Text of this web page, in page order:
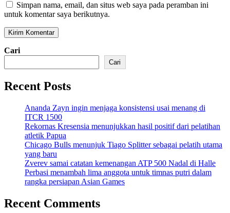
Simpan nama, email, dan situs web saya pada peramban ini
untuk komentar saya berikutnya.
Cari
Cari
Recent Posts
Ananda Zayn ingin menjaga konsistensi usai menang di
ITCR 1500
Rekornas Kresensia menunjukkan hasil positif dari pelatihan
atletik Papua
Chicago Bulls menunjuk Tiago Splitter sebagai pelatih utama
yang baru
Zverev samai catatan kemenangan ATP 500 Nadal di Halle
Perbasi menambah lima anggota untuk timnas putri dalam
rangka persiapan Asian Games
Recent Comments